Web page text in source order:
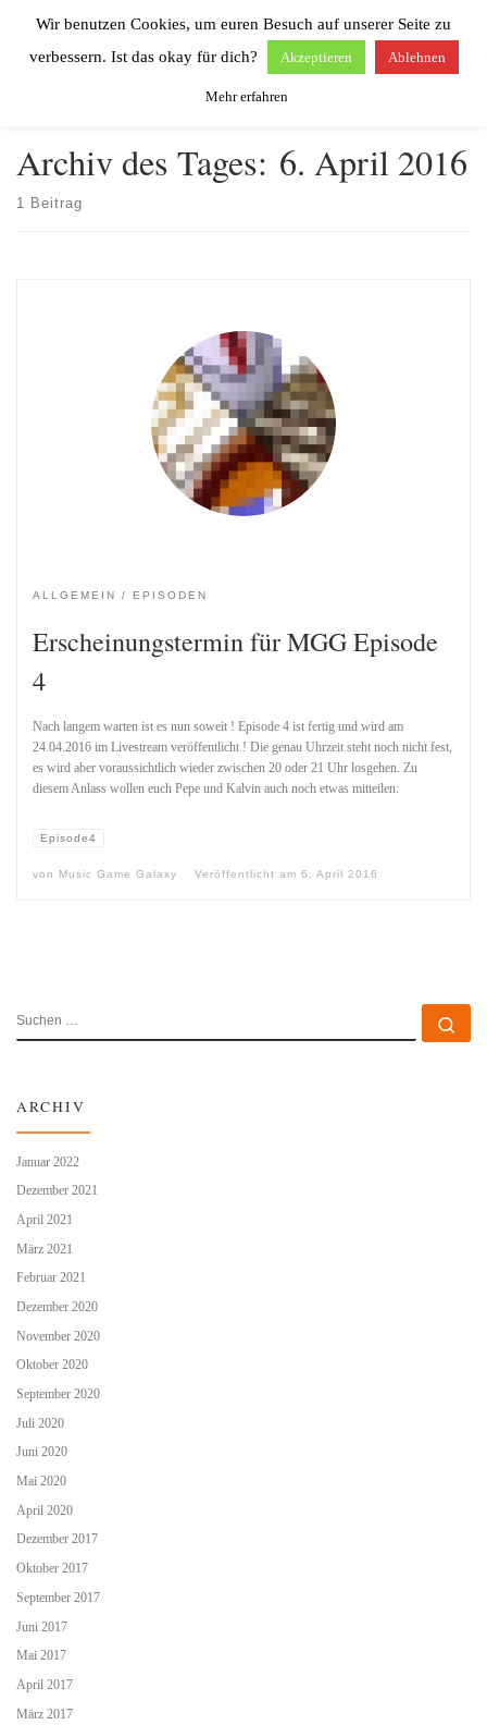
Zum Inhalt springen
Search
Archiv des Tages: 6. April 2016
1 Beitrag
ALLGEMEIN EPISODEN
Erscheinungstermin für MGG Episode
4
Nach langem warten ist es nun soweit ! Episode 4 ist fertig und wird am
24.04.2016 im Livestream veröffentlicht ! Die genau Uhrzeit steht noch nicht fest,
es wird aber voraussichtlich wieder zwischen 20 oder 21 Uhr losgehen. Zu
diesem Anlass wollen euch Pepe und Kalvin auch noch etwas mitteilen:
Episode4
von Music Game Galaxy Veröffentlicht am 6. April 2016
SUCHE
ARCHIV
Januar 2022
Dezember 2021
April 2021
März 2021
Februar 2021
Dezember 2020
November 2020
Oktober 2020
September 2020
Juli 2020
Juni 2020
Mai 2020
April 2020
Dezember 2017
Oktober 2017
September 2017
Juni 2017
Mai 2017
April 2017
März 2017
Wir benutzen Cookies, um euren Besuch auf unserer Seite zu
verbessern. Ist das okay für dich?
Akzeptieren Ablehnen
Mehr erfahren